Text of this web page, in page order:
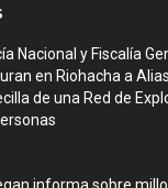
Nacional y Fiscalía
en Riohacha a
de una Red de